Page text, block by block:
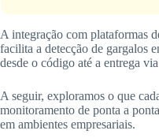
A integração com plataformas
facilita a detecção de gargalos
desde o código até a entrega
A seguir, exploramos o que
monitoramento de ponta a
em ambientes empresariais.